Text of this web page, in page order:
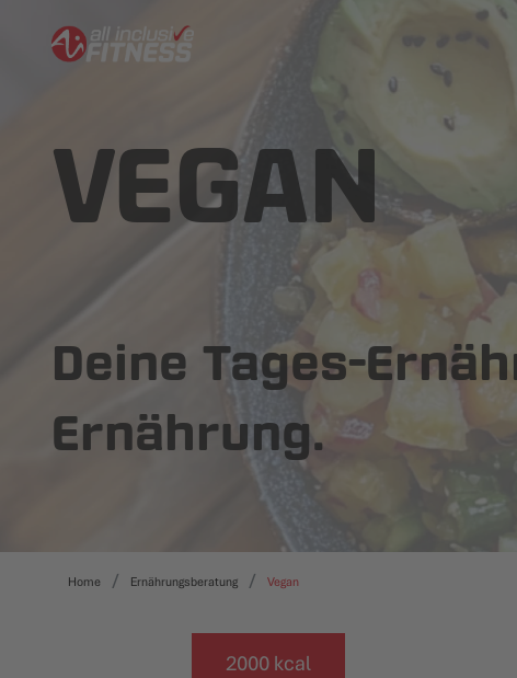
VEGAN
Deine Tages-
Ernährung.
Home Ernährungsberatung Vegan
2000 kcal